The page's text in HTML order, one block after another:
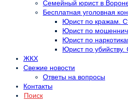
Семейный юрист в
Бесплатная уголовная
Юрист по кражам.
Юрист по
Юрист по
Юрист по убийству.
ЖКХ
Свежие новости
Ответы на вопросы
Контакты
Поиск